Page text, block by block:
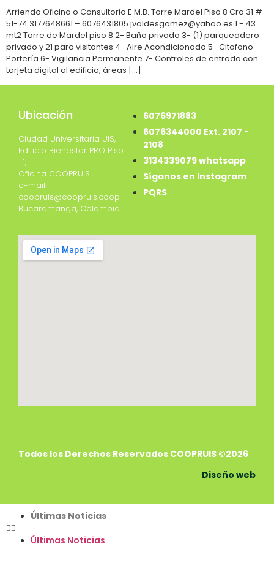
Arriendo Oficina o Consultorio E.M.B. Torre Mardel Piso 8 Cra 31 #
51-74 3177648661 – 6076431805 jvaldesgomez@yahoo.es 1.- 43
mt2 Torre de Mardel piso 8 2- Baño privado 3- (1) parqueadero
privado y 21 para visitantes 4- Aire Acondicionado 5- Citofono
Portería 6- Vigilancia Permanente 7- Controles de entrada con
tarjeta digital al edificio, áreas […]
Ubicación
Ciudad Universitaria UIS,
Edificio Bienestar PRO Piso
-1,
Oficina COOPRUIS
e-mail:
coopruis@coopruis.coop
Bucaramanga, Colombia
6076971883
6076344000 Ext. 2107 -
2108
3134339079 whatsapp
Síganos en Instagram
PQRS
Todos los Derechos Reservados COOPRUIS ©2026
Diseño web
Últimas Noticias
Últimas Noticias